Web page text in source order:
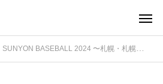
SUNYON BASEBALL 2024 〜札幌・札幌近郊予選トーナメント〜